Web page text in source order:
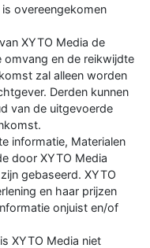
overeengekomen
XYTO Media de
omvang en de reikwijdte
zal alleen worden
Derden kunnen
van de uitgevoerde
informatie, Materialen
door XYTO Media
gebaseerd. XYTO
en haar prijzen
onjuist en/of
XYTO Media niet